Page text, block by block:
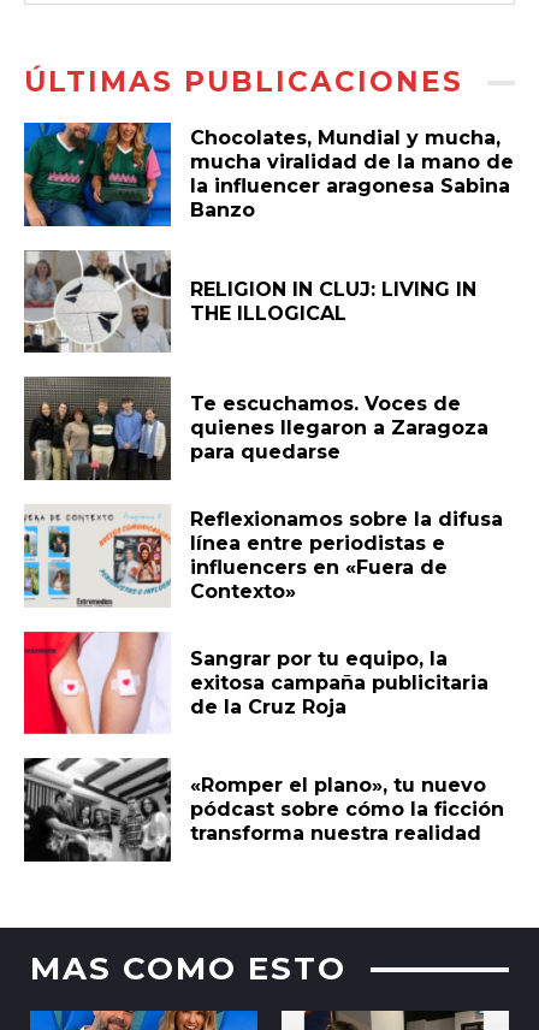
ÚLTIMAS PUBLICACIONES
Chocolates, Mundial y mucha,
mucha viralidad de la mano de
la influencer aragonesa Sabina
Banzo
RELIGION IN CLUJ: LIVING IN
THE ILLOGICAL
Te escuchamos. Voces de
quienes llegaron a Zaragoza
para quedarse
Reflexionamos sobre la difusa
línea entre periodistas e
influencers en «Fuera de
Contexto»
Sangrar por tu equipo, la
exitosa campaña publicitaria
de la Cruz Roja
«Romper el plano», tu nuevo
pódcast sobre cómo la ficción
transforma nuestra realidad
MAS COMO ESTO